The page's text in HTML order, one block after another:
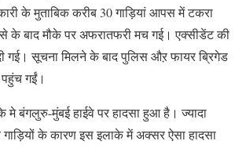
के मुताबिक करीब 30 गाड़ियां आपस में टकरा
के बाद मौके पर अफरातफरी मच गई। एक्सीडेंट की
गई। सूचना मिलने के बाद पुलिस औऱ फायर ब्रिगेड
गईं।
बंगलुरु-मुंबई हाईवे पर हादसा हुआ है। ज्यादा
के कारण इस इलाके में अक्सर ऐसा हादसा